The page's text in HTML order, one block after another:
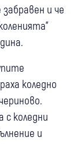
и че
коледно
коледни
и